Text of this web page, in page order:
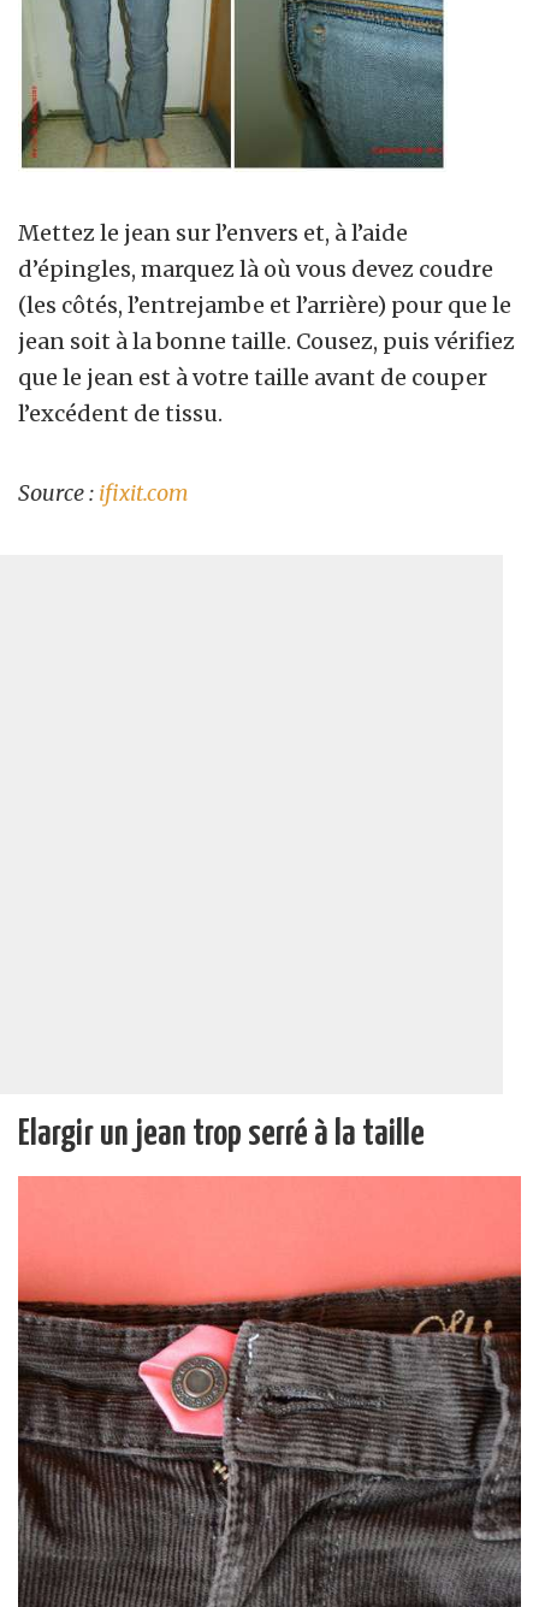
Mettez le jean sur l’envers et, à l’aide
d’épingles, marquez là où vous devez coudre
(les côtés, l’entrejambe et l’arrière) pour que le
jean soit à la bonne taille. Cousez, puis vérifiez
que le jean est à votre taille avant de couper
l’excédent de tissu.
Source : ifixit.com
Elargir un jean trop serré à la taille